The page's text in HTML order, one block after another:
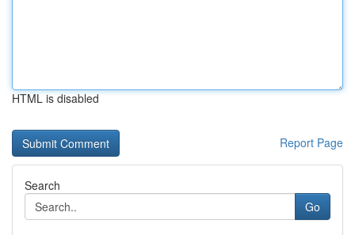
HTML is disabled
Report Page
Search
Go